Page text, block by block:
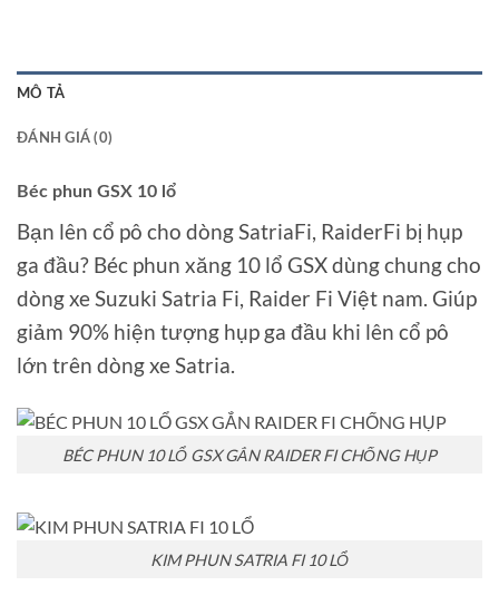
MÔ TẢ
ĐÁNH GIÁ (0)
Béc phun GSX 10 lổ
Bạn lên cổ pô cho dòng SatriaFi, RaiderFi bị hụp
ga đầu? Béc phun xăng 10 lổ GSX dùng chung cho
dòng xe Suzuki Satria Fi, Raider Fi Việt nam. Giúp
giảm 90% hiện tượng hụp ga đầu khi lên cổ pô
lớn trên dòng xe Satria.
BÉC PHUN 10 LỔ GSX GẮN RAIDER FI CHỐNG HỤP
KIM PHUN SATRIA FI 10 LỔ